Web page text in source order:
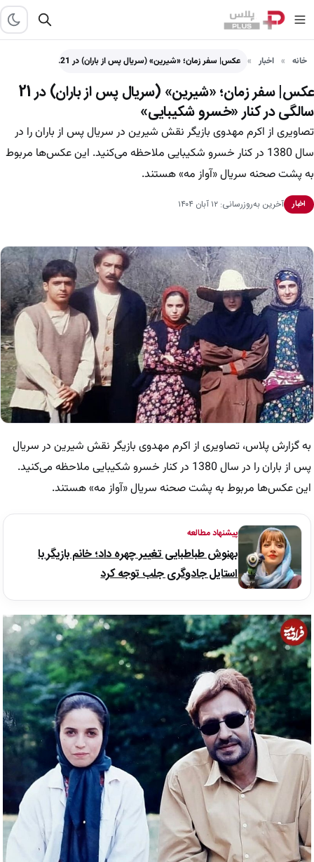
خانه اخبار عکس| سفر زمان؛ «شیرین» (سریال پس از باران) در 21…
عکس| سفر زمان؛ «شیرین» (سریال پس از باران) در 21
سالگی در کنار «خسرو شکیبایی»
تصاویری از اکرم مهدوی بازیگر نقش شیرین در سریال پس از باران را در
سال 1380 در کنار خسرو شکیبایی ملاحظه می‌کنید. این عکس‌ها مربوط
به پشت صحنه سریال «آواز مه» هستند.
اخبار آخرین به‌روزرسانی: ۱۲ آبان ۱۴۰۴
به گزارش پلاس، تصاویری از اکرم مهدوی بازیگر نقش شیرین در سریال
پس از باران را در سال 1380 در کنار خسرو شکیبایی ملاحظه می‌کنید.
این عکس‌ها مربوط به پشت صحنه سریال «آواز مه» هستند.
پیشنهاد مطالعه
بهنوش طباطبایی تغییر چهره داد؛ خانم بازیگر با
استایل جادوگری جلب توجه کرد